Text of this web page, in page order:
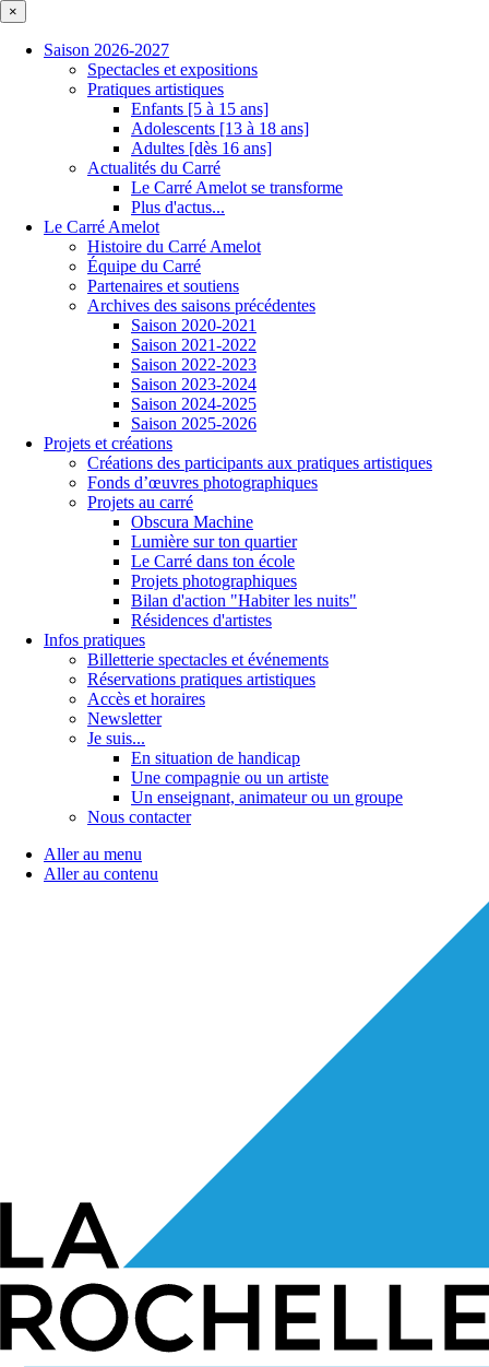
×
Saison 2026-2027
Spectacles et expositions
Pratiques artistiques
Enfants [5 à 15 ans]
Adolescents [13 à 18 ans]
Adultes [dès 16 ans]
Actualités du Carré
Le Carré Amelot se transforme
Plus d'actus...
Le Carré Amelot
Histoire du Carré Amelot
Équipe du Carré
Partenaires et soutiens
Archives des saisons précédentes
Saison 2020-2021
Saison 2021-2022
Saison 2022-2023
Saison 2023-2024
Saison 2024-2025
Saison 2025-2026
Projets et créations
Créations des participants aux pratiques artistiques
Fonds d’œuvres photographiques
Projets au carré
Obscura Machine
Lumière sur ton quartier
Le Carré dans ton école
Projets photographiques
Bilan d'action "Habiter les nuits"
Résidences d'artistes
Infos pratiques
Billetterie spectacles et événements
Réservations pratiques artistiques
Accès et horaires
Newsletter
Je suis...
En situation de handicap
Une compagnie ou un artiste
Un enseignant, animateur ou un groupe
Nous contacter
Aller au menu
Aller au contenu